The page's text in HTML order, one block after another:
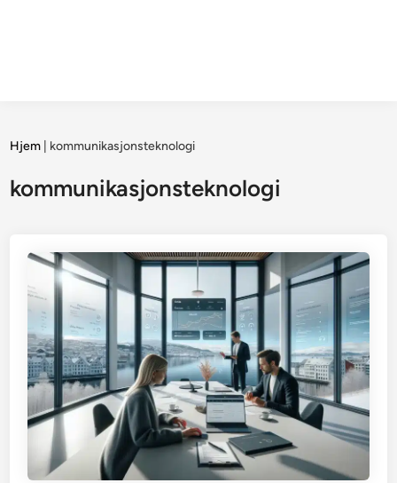
Hjem kommunikasjonsteknologi
kommunikasjonsteknologi